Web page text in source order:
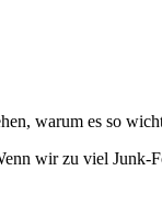
warum es so
wir zu viel